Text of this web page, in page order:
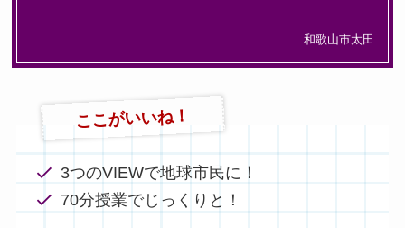
和歌山市太田
ここがいいね！
3つのVIEWで地球市民に！
70分授業でじっくりと！